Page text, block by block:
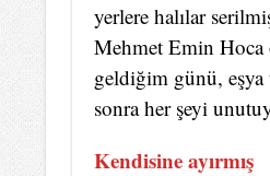
yerlere halılar
Mehmet Emin Hoca
geldiğim günü, eşya
sonra her şeyi
Kendisine ayırmış